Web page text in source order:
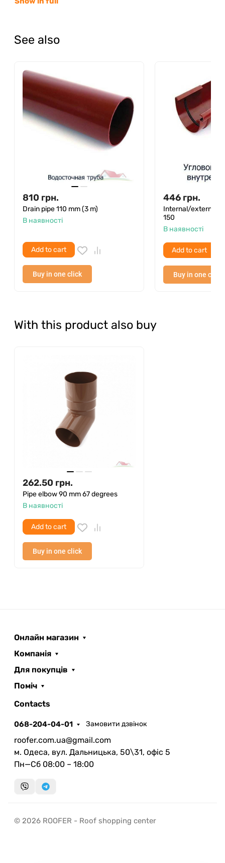
See also
810 грн.
Drain pipe 110 mm (3 m)
В наявності
Add to cart
Buy in one click
446 грн.
Internal/external
150
В наявності
Add to cart
Buy in one click
With this product also buy
262.50 грн.
Pipe elbow 90 mm 67 degrees
В наявності
Add to cart
Buy in one click
Онлайн магазин
Компанія
Для покупців
Поміч
Contacts
068-204-04-01 Замовити дзвінок
roofer.com.ua@gmail.com
м. Одеса, вул. Дальницька, 50\31, офіс 5
Пн—Сб 08:00 – 18:00
© 2026 ROOFER - Roof shopping center
миттєвий зворотний виклик